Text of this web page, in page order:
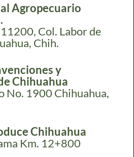
Agropecuario
Col. Labor de
Chih.
y
Chihuahua
No. 1900 Chihuahua,
Chihuahua
Km. 12+800